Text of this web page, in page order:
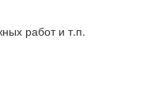
работ и т.п.